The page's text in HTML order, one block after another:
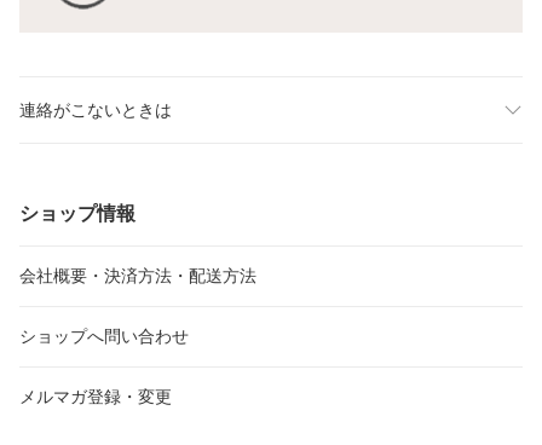
連絡がこないときは
ショップ情報
会社概要・決済方法・配送方法
ショップへ問い合わせ
メルマガ登録・変更